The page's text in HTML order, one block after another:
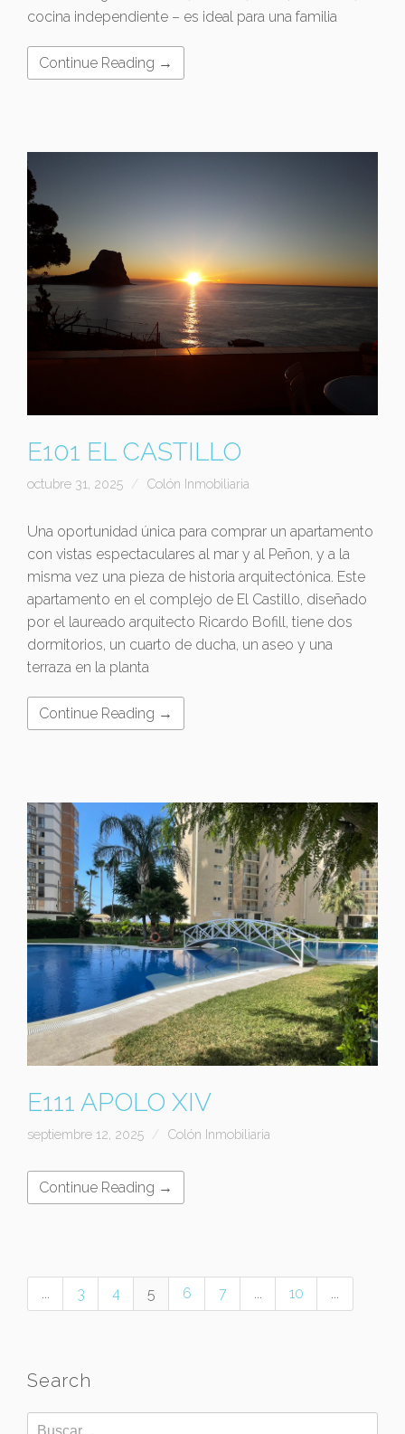
cocina independiente – es ideal para una familia
Continue Reading →
E101 EL CASTILLO
octubre 31, 2025 Colón Inmobiliaria
Una oportunidad única para comprar un apartamento
con vistas espectaculares al mar y al Peñon, y a la
misma vez una pieza de historia arquitectónica. Este
apartamento en el complejo de El Castillo, diseñado
por el laureado arquitecto Ricardo Bofill, tiene dos
dormitorios, un cuarto de ducha, un aseo y una
terraza en la planta
Continue Reading →
E111 APOLO XIV
septiembre 12, 2025 Colón Inmobiliaria
Continue Reading →
... 3 4 5 6 7 ... 10 ...
Search